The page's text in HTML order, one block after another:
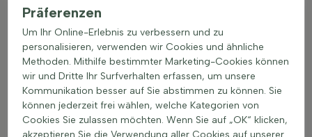
Ideale Platzierung einer Euonymus fortunei
'Harlequin'
Der Euonymus fortunei 'Harlequin' gedeiht am besten an
einem Standort mit gut durchlässigem Boden. Diese Pflanze
bevorzugt sonnige bis halbschattige Plätze, was zu einer
besseren Wachstums- und Blühleistung führt. Ein geschützter
Standort, der vor starkem Wind bewahrt, ist ideal. Die richtige
Bodenbeschaffenheit fördert die Gesundheit und
Widerstandsfähigkeit der Pflanze, was sich in einer
Präferenzen
Um Ihr Online-Erlebnis zu verbessern und zu
personalisieren, verwenden wir Cookies und ähnliche
Methoden. Mithilfe bestimmter Marketing-Cookies können
wir und Dritte Ihr Surfverhalten erfassen, um unsere
Kommunikation besser auf Sie abstimmen zu können. Sie
können jederzeit frei wählen, welche Kategorien von
Cookies Sie zulassen möchten. Wenn Sie auf „OK“ klicken,
akzeptieren Sie die Verwendung aller Cookies auf unserer